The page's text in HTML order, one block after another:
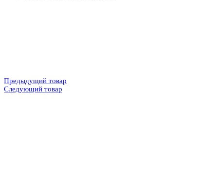
Предыдущий товар
Следующий товар